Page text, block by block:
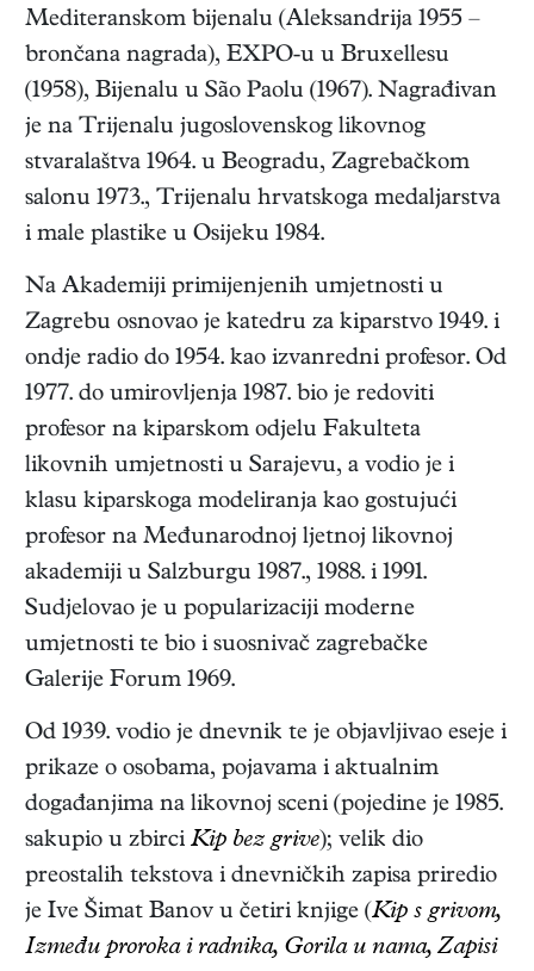
Mediteranskom bijenalu (Aleksandrija 1955 –
brončana nagrada), EXPO-u u Bruxellesu
(1958), Bijenalu u São Paolu (1967). Nagrađivan
je na Trijenalu jugoslovenskog likovnog
stvaralaštva 1964. u Beogradu, Zagrebačkom
salonu 1973., Trijenalu hrvatskoga medaljarstva
i male plastike u Osijeku 1984.
Na Akademiji primijenjenih umjetnosti u
Zagrebu osnovao je katedru za kiparstvo 1949. i
ondje radio do 1954. kao izvanredni profesor. Od
1977. do umirovljenja 1987. bio je redoviti
profesor na kiparskom odjelu Fakulteta
likovnih umjetnosti u Sarajevu, a vodio je i
klasu kiparskoga modeliranja kao gostujući
profesor na Međunarodnoj ljetnoj likovnoj
akademiji u Salzburgu 1987., 1988. i 1991.
Sudjelovao je u popularizaciji moderne
umjetnosti te bio i suosnivač zagrebačke
Galerije Forum 1969.
Od 1939. vodio je dnevnik te je objavljivao eseje i
prikaze o osobama, pojavama i aktualnim
događanjima na likovnoj sceni (pojedine je 1985.
sakupio u zbirci Kip bez grive); velik dio
preostalih tekstova i dnevničkih zapisa priredio
je Ive Šimat Banov u četiri knjige (Kip s grivom,
Između proroka i radnika, Gorila u nama, Zapisi